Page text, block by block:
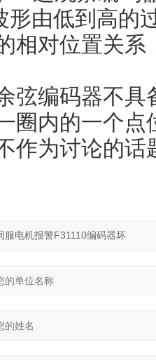
形由低到高的
相对位置关系
编码器不具
圈内的一个
作为讨论的